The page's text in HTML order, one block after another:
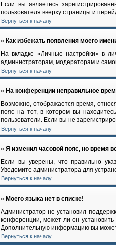
Если вы являетесь
пользователя вверху страницы и
Вернуться к началу
» Как избежать появления моего
На вкладке «Личные настройки» в
администраторам, модераторам и
Вернуться к началу
» На конференции неправильное
Возможно, отображается время,
пояс на тот, в котором вы
пользователи. Если вы не
Вернуться к началу
» Я изменил часовой пояс, но время
Если вы уверены, что правильно
Уведомите администратора для
Вернуться к началу
» Моего языка нет в списке!
Администратор не установил
конференции, может ли он
Дополнительную информацию вы
Вернуться к началу